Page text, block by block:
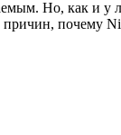
Но, как и у
почему